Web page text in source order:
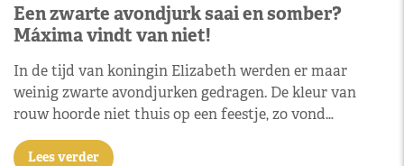
Een zwarte avondjurk saai en somber?
Máxima vindt van niet!
In de tijd van koningin Elizabeth werden er maar
weinig zwarte avondjurken gedragen. De kleur van
rouw hoorde niet thuis op een feestje, zo vond…
Lees verder